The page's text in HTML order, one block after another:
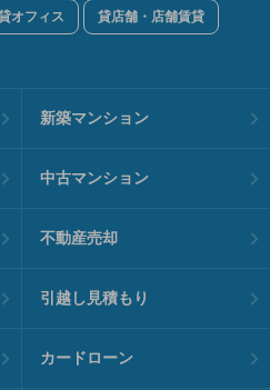
オフィス 貸店舗・店舗賃貸
新築マンション
中古マンション
不動産売却
引越し見積もり
カードローン